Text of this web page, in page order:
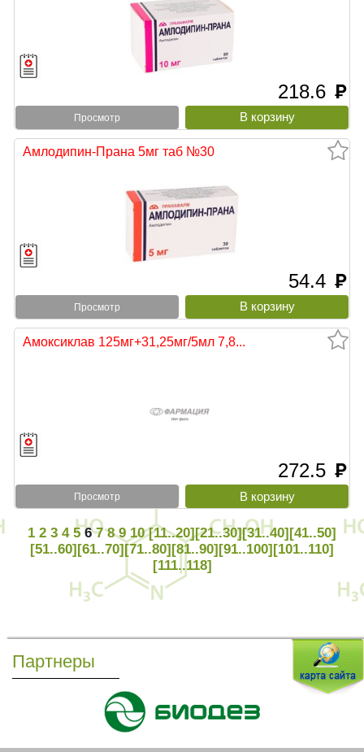
218.6 руб
Просмотр
Амлодипин-Прана 5мг таб №30
54.4 руб
Просмотр
Амоксиклав 125мг+31,25мг/5мл 7,8...
272.5 руб
Просмотр
1 2 3 4 5 6 7 8 9 10 [11..20][21..30][31..40] [41..50]
[51..60] [61..70] [71..80] [81..90] [91..100] [101..110]
[111..118]
Партнеры